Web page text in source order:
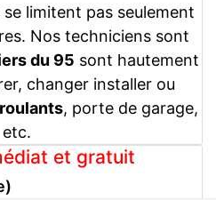
limitent pas seulement
Nos techniciens sont
du 95 sont hautement
changer installer ou
, porte de garage,
etc.
et gratuit